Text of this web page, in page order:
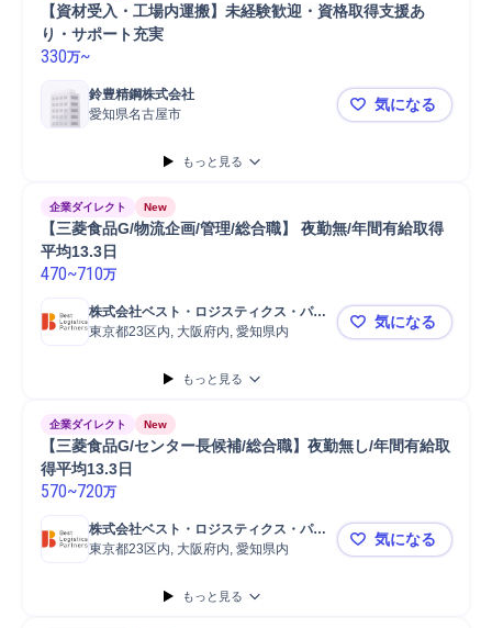
【資材受入・工場内運搬】未経験歓迎・資格取得支援あ
り・サポート充実
330万~
鈴豊精鋼株式会社
愛知県名古屋市
【資材受入
気になる
もっと見る
企業ダイレクト New
【三菱食品G/物流企画/管理/総合職】 夜勤無/年間有給取得
平均13.3日
470~710万
株式会社ベスト・ロジスティクス・パー
トナーズ
東京都23区内, 大阪府内, 愛知県内 【三菱食品
気になる
もっと見る
企業ダイレクト New
【三菱食品G/センター長候補/総合職】夜勤無し/年間有給取
得平均13.3日
570~720万
株式会社ベスト・ロジスティクス・パー
トナーズ
東京都23区内, 大阪府内, 愛知県内 【三菱食品
気になる
もっと見る